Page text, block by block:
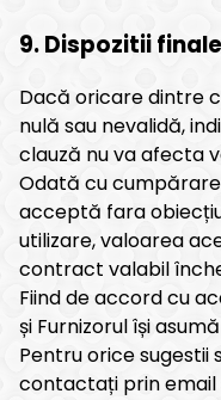
9. Dispozitii finale
Dacă oricare dintre
nulă sau nevalidă,
clauză nu va afecta
Odată cu
acceptă fara
utilizare, valoarea
contract valabil
Fiind de accord cu
și Furnizorul își
Pentru orice sugestii
contactați prin email